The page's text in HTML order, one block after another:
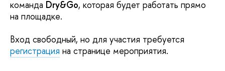
команда Dry&Go, которая будет работать прямо
на площадке.
Вход свободный, но для участия требуется
регистрация на странице мероприятия.